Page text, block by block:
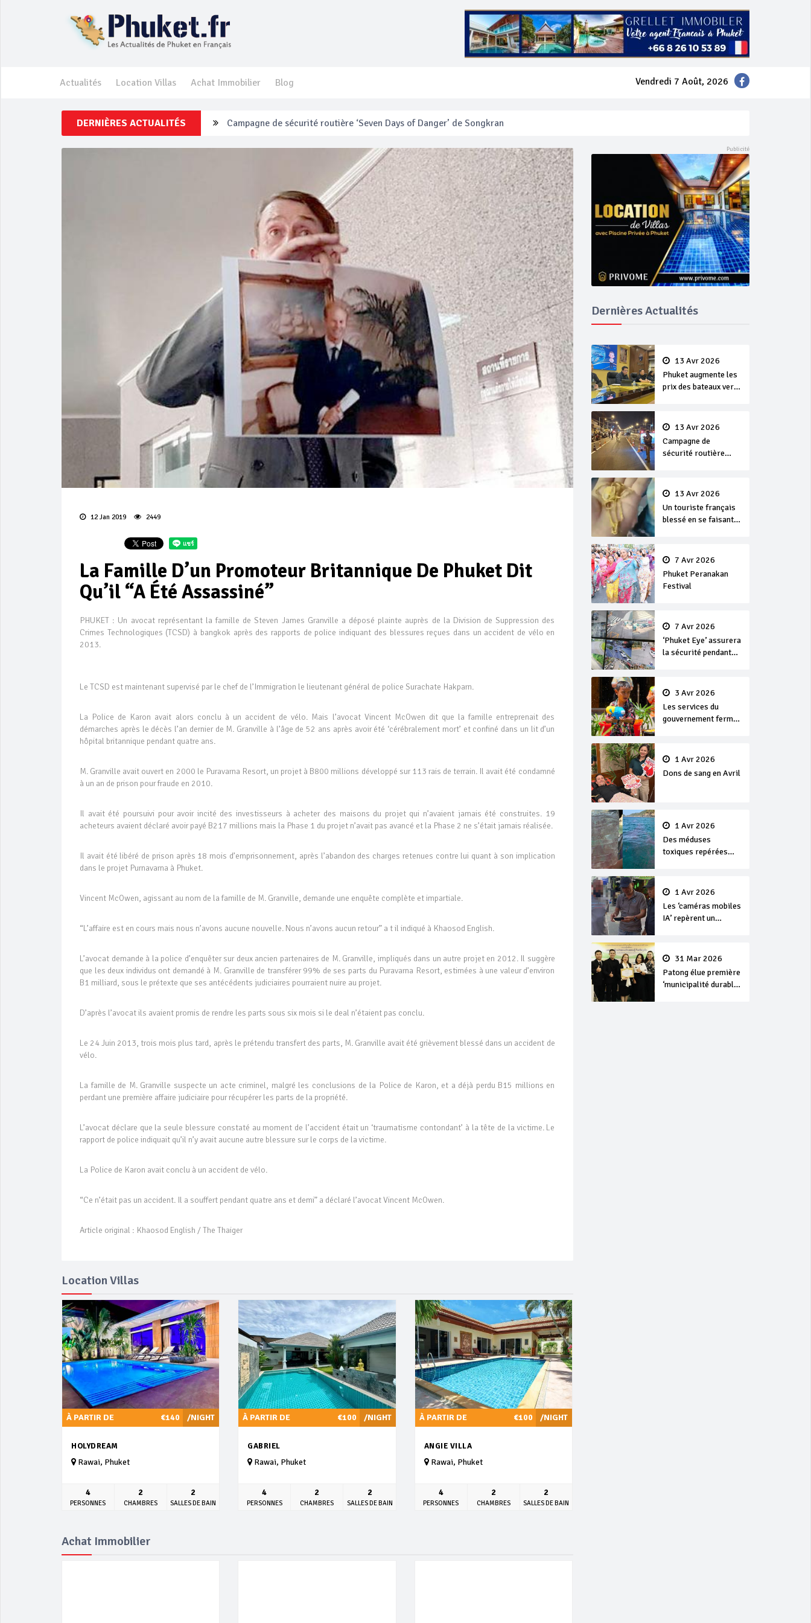
Actualités Location Villas Achat Immobilier Blog Vendredi 7 Août, 2026
DERNIÈRES ACTUALITÉS
‘Phuket Eye’ assurera la sécurité pendant Songkran
Phuket augmente les prix des bateaux vers Koh Phi Phi et des excursions en mer
12 Jan 2019 2449
La Famille D’un Promoteur Britannique De Phuket Dit
Qu’il “a Été Assassiné”
PHUKET : Un avocat représentant la famille de Steven James Granville a déposé plainte auprès de la Division de Suppression des
Crimes Technologiques (TCSD) à bangkok après des rapports de police indiquant des blessures reçues dans un accident de vélo en
2013.
Le TCSD est maintenant supervisé par le chef de l’Immigration le lieutenant général de police Surachate Hakparn.
La Police de Karon avait alors conclu à un accident de vélo. Mais l’avocat Vincent McOwen dit que la famille entreprenait des
démarches après le décès l’an dernier de M. Granville à l’âge de 52 ans après avoir été ‘cérébralement mort’ et confiné dans un lit d’un
hôpital britannique pendant quatre ans.
M. Granville avait ouvert en 2000 le Puravarna Resort, un projet à B800 millions développé sur 113 rais de terrain. Il avait été condamné
à un an de prison pour fraude en 2010.
Il avait été poursuivi pour avoir incité des investisseurs à acheter des maisons du projet qui n’avaient jamais été construites. 19
acheteurs avaient déclaré avoir payé B217 millions mais la Phase 1 du projet n’avait pas avancé et la Phase 2 ne s’était jamais réalisée.
Il avait été libéré de prison après 18 mois d’emprisonnement, après l’abandon des charges retenues contre lui quant à son implication
dans le projet Purnavarna à Phuket.
Vincent McOwen, agissant au nom de la famille de M. Granville, demande une enquête complète et impartiale.
“L’affaire est en cours mais nous n’avons aucune nouvelle. Nous n’avons aucun retour” a t il indiqué à Khaosod English.
L’avocat demande à la police d’enquêter sur deux ancien partenaires de M. Granville, impliqués dans un autre projet en 2012. Il suggère
que les deux individus ont demandé à M. Granville de transférer 99% de ses parts du Puravarna Resort, estimées à une valeur d’environ
B1 milliard, sous le prétexte que ses antécédents judiciaires pourraient nuire au projet.
D’après l’avocat ils avaient promis de rendre les parts sous six mois si le deal n’étaient pas conclu.
Le 24 Juin 2013, trois mois plus tard, après le prétendu transfert des parts, M. Granville avait été grièvement blessé dans un accident de
vélo.
La famille de M. Granville suspecte un acte criminel, malgré les conclusions de la Police de Karon, et a déjà perdu B15 millions en
perdant une première affaire judiciaire pour récupérer les parts de la propriété.
L’avocat déclare que la seule blessure constaté au moment de l’accident était un ‘traumatisme contondant’ à la tête de la victime. Le
rapport de police indiquait qu’il n’y avait aucune autre blessure sur le corps de la victime.
La Police de Karon avait conclu à un accident de vélo.
“Ce n’était pas un accident. Il a souffert pendant quatre ans et demi” a déclaré l’avocat Vincent McOwen.
Article original : Khaosod English / The Thaiger
Dernières Actualités
13 Avr 2026
Phuket augmente les
prix des bateaux vers
13 Avr 2026
Campagne de
sécurité routière
13 Avr 2026
Un touriste français
blessé en se faisant
7 Avr 2026
Phuket Peranakan
Festival
7 Avr 2026
‘Phuket Eye’ assurera
la sécurité pendant
3 Avr 2026
Les services du
gouvernement fermés
Songkran
1 Avr 2026
Dons de sang en Avril
1 Avr 2026
Des méduses
toxiques repérées
1 Avr 2026
Les ‘caméras mobiles
IA’ repèrent un
séjour31 Mar 2026
Patong élue première
‘municipalité durable’
Location Villas
/NIGHT
À PARTIR DE €140
HOLYDREAM
Rawai, Phuket
4
PERSONNES
2
CHAMBRES
2
SALLES DE BAIN
/NIGHT
À PARTIR DE €100
GABRIEL
Rawai, Phuket
4
PERSONNES
2
CHAMBRES
2
SALLES DE BAIN
/NIGHT
À PARTIR DE €100
ANGIE VILLA
Rawai, Phuket
4
PERSONNES
2
CHAMBRES
2
SALLES DE BAIN
Achat Immobilier